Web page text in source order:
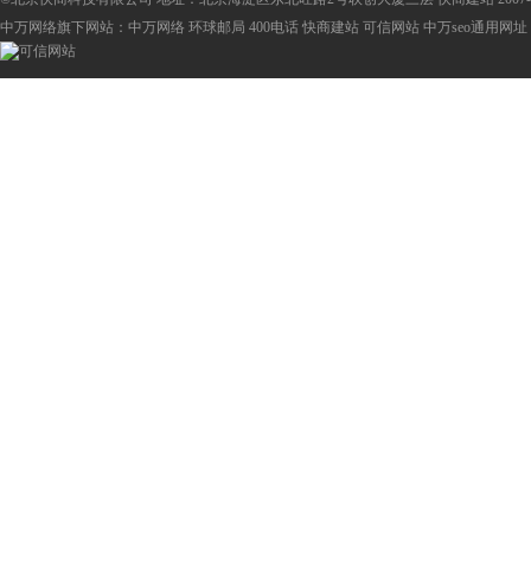
中万网络旗下网站： 中万网络 环球邮局 400电话 快商建站 可信网站 中万seo通用网址